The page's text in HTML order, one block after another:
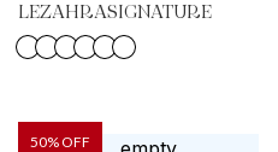
LEZAHRASIGNATURE
50% OFF